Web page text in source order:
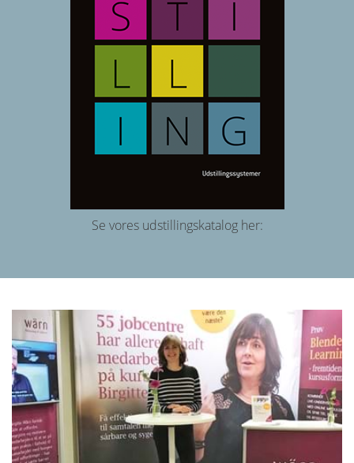
Se vores udstillingskatalog her: